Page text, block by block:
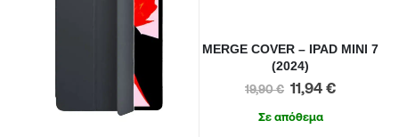
MERGE COVER – IPAD MINI 7
(2024)
19,90€ 11,94 €
Σε απόθεμα